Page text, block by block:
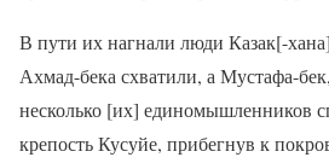
В пути их нагнали люди Казак[-
Ахмад-бека схватили, а Мустафа-
несколько [их] единомышленников
крепость Кусуйе, прибегнув к